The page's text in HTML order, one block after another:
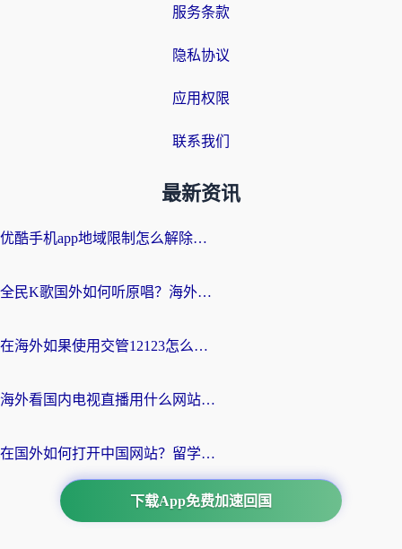
服务条款
隐私协议
应用权限
联系我们
最新资讯
优酷手机app地域限制怎么解除？海外党亲测有效的追剧方案
全民K歌国外如何听原唱？海外党亲测有效的回国加速器选择指南
在海外如果使用交管12123怎么处理？留学生亲测有效的回国加速方案
海外看国内电视直播用什么网站比较好？一篇解决你所有追剧难题的实用指南
在国外如何打开中国网站？留学生与海外华人的无缝访问指南
下载App免费加速回国